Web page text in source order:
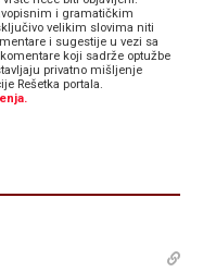
i gramatičkim
velikim slovima niti
i sugestije u vezi sa
koji sadrže optužbe
privatno mišljenje
Rešetka portala.